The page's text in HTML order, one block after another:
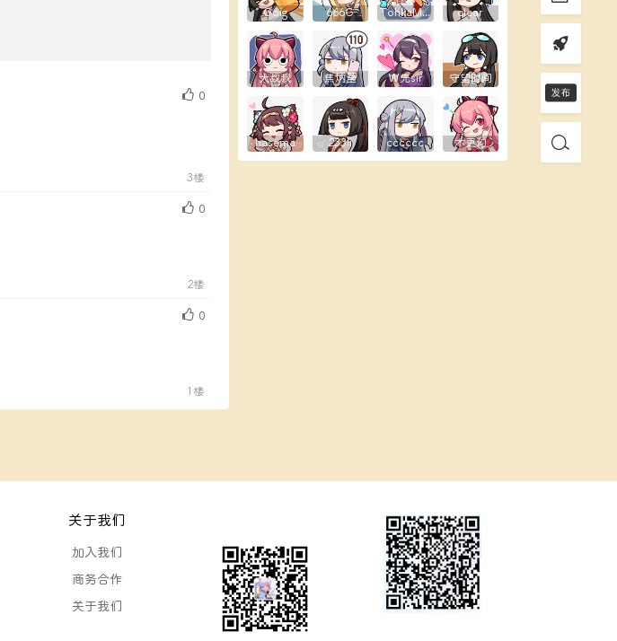
0
3楼
0
2楼
0
1楼
Goig 666G TohkaMine clear
大叔叔 焦炳荃 W先sir 守望时间
hasema 233li cccccc 木更幻
关于我们
加入我们
商务合作
关于我们